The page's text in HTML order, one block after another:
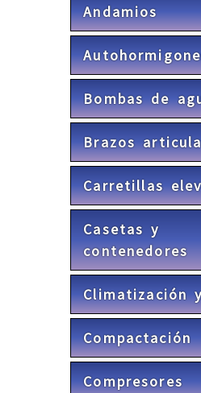
Andamios
Bombas de
Brazos
Carretillas
Casetas y
contenedores
Climatización
Compactación
Compresores